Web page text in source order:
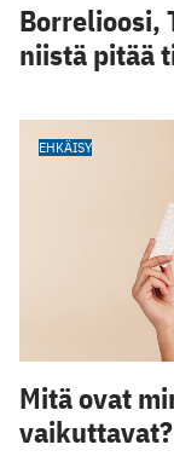
Borrelioosi,
niistä pitää
EHKÄISY
Mitä ovat
vaikuttavat?